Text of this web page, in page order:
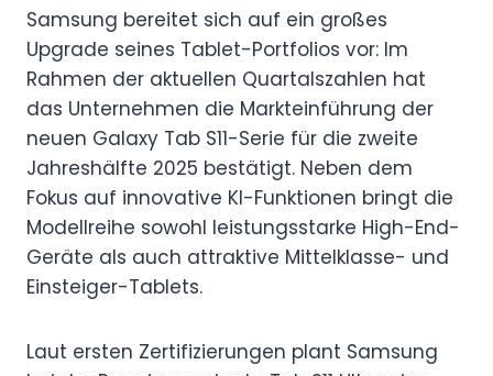
Samsung bereitet sich auf ein großes
Upgrade seines Tablet-Portfolios vor: Im
Rahmen der aktuellen Quartalszahlen hat
das Unternehmen die Markteinführung der
neuen Galaxy Tab S11-Serie für die zweite
Jahreshälfte 2025 bestätigt. Neben dem
Fokus auf innovative KI-Funktionen bringt die
Modellreihe sowohl leistungsstarke High-End-
Geräte als auch attraktive Mittelklasse- und
Einsteiger-Tablets.
Laut ersten Zertifizierungen plant Samsung